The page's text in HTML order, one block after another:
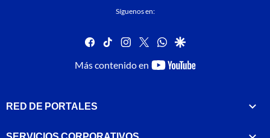
Síguenos en:
facebook
tiktok instagram
twitterwhatsapp
google
Más contenido en
youtube-
RED DE PORTALES